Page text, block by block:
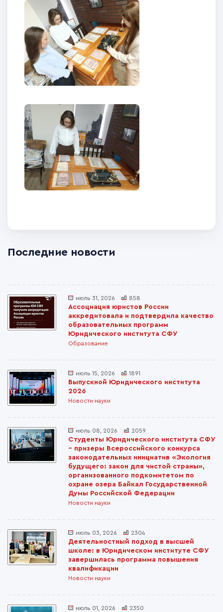
Последние новости
июль 31, 2026 858
Ассоциация юристов России
аккредитовала и подтвердила качество
образовательных программ
Юридического института СФУ
Образование
июль 15, 2026 1891
Выпускной Юридического института
2026
Новости науки
июль 08, 2026 2059
Студенты Юридического института СФУ
– призеры Всероссийского конкурса
законодательных инициатив «Экология
будущего: закон для чистой страны»,
организованного подкомитетом по
охране озера Байкал Государственной
Думы Российской Федерации
Новости науки
июль 03, 2026 2304
Деятельностный подход в высшей
школе: в Юридическом институте СФУ
завершилась программа повышения
квалификации
Новости науки
июль 01, 2026 2350